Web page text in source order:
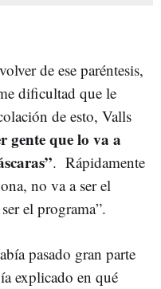
de ese paréntesis,
dificultad que le
de esto, Valls
gente que lo va a
. Rápidamente
no va a ser el
el programa”.
pasado gran parte
explicado en qué